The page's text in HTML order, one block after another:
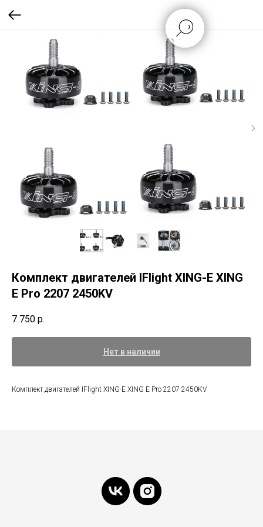
Комплект двигателей IFlight XING-E XING
E Pro 2207 2450KV
7 750 р.
Нет в наличии
Комплект двигателей IFlight XING-E XING E Pro 2207 2450KV